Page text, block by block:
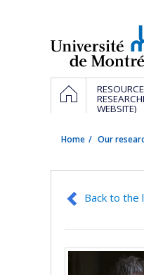
Navigation
principale
HOME
WEBSITE)
Home Our
Back to